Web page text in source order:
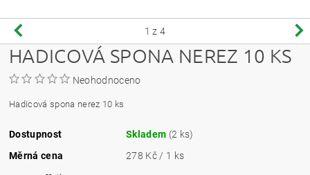
1 z 4
HADICOVÁ SPONA NEREZ 10 KS
Neohodnoceno
Hadicová spona nerez 10 ks
Dostupnost Skladem (2 ks)
Měrná cena
278 Kč / 1 ks